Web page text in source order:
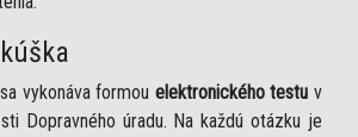
vykonáva formou elektronického testu v
Dopravného úradu. Na každú otázku je